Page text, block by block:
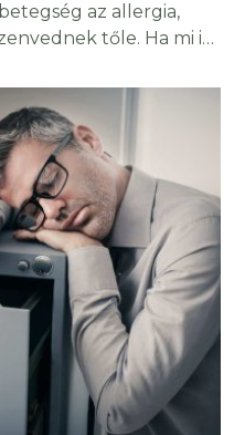
az allergia,
tőle. Ha mi is
tünetek, vagy
megoldások
a harcot
túlzott
amiket
a pollenek, a